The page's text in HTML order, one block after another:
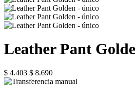
Leather Pant
$ 4.403 $ 8.690